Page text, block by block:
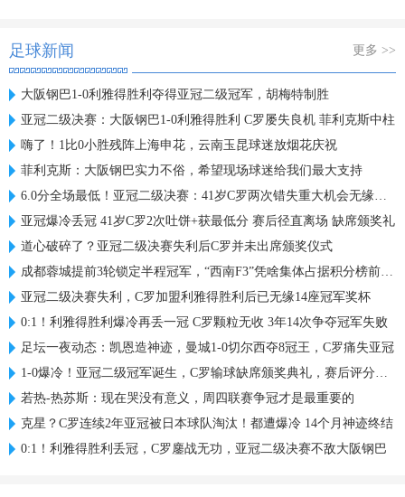
足球新闻 更多 >>
大阪钢巴1-0利雅得胜利夺得亚冠二级冠军，胡梅特制胜
亚冠二级决赛：大阪钢巴1-0利雅得胜利 C罗屡失良机 菲利克斯中柱
嗨了！1比0小胜残阵上海申花，云南玉昆球迷放烟花庆祝
菲利克斯：大阪钢巴实力不俗，希望现场球迷给我们最大支持
6.0分全场最低！亚冠二级决赛：41岁C罗两次错失重大机会无缘首冠
亚冠爆冷丢冠 41岁C罗2次吐饼+获最低分 赛后径直离场 缺席颁奖礼
道心破碎了？亚冠二级决赛失利后C罗并未出席颁奖仪式
成都蓉城提前3轮锁定半程冠军，“西南F3”凭啥集体占据积分榜前三？
亚冠二级决赛失利，C罗加盟利雅得胜利后已无缘14座冠军奖杯
0:1！利雅得胜利爆冷再丢一冠 C罗颗粒无收 3年14次争夺冠军失败
足坛一夜动态：凯恩造神迹，曼城1-0切尔西夺8冠王，C罗痛失亚冠
1-0爆冷！亚冠二级冠军诞生，C罗输球缺席颁奖典礼，赛后评分出炉
若热-热苏斯：现在哭没有意义，周四联赛争冠才是最重要的
克星？C罗连续2年亚冠被日本球队淘汰！都遭爆冷 14个月神迹终结
0:1！利雅得胜利丢冠，C罗鏖战无功，亚冠二级决赛不敌大阪钢巴